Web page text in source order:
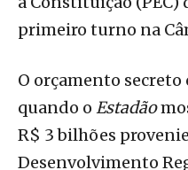
primeiro turno na
O orçamento secreto
quando o Estadão
R$ 3 bilhões
Desenvolvimento